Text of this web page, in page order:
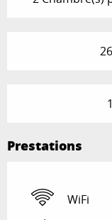
Prestations
WiFi